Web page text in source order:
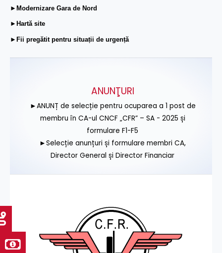
►Modernizare Gara de Nord
►Hartă site
►Fii pregătit pentru situații de urgență
ANUNŢURI
►ANUNȚ de selecție pentru ocuparea a 1 post de
membru în CA-ul CNCF „CFR” – SA - 2025 și
formulare F1-F5
►Selecție anunțuri și formulare membri CA,
Director General și Director Financiar